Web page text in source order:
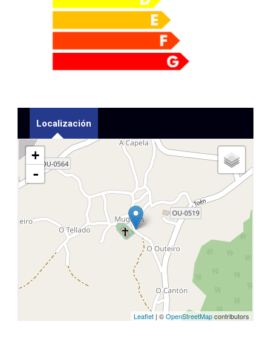
Localización
+
-
Leaflet| ©OpenStreetMapcontributors